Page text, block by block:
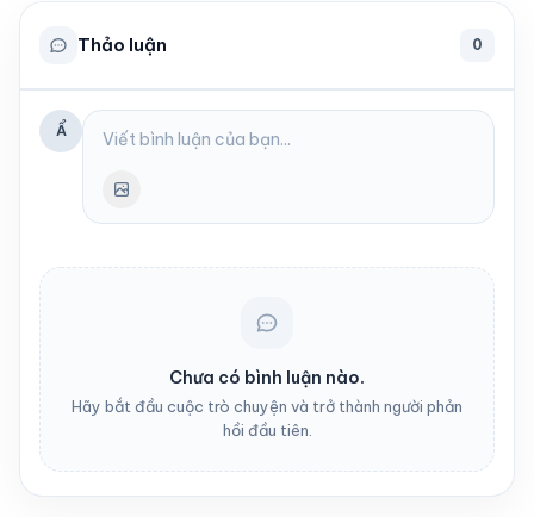
Thảo luận 0
Ẩ
Chưa có bình luận nào.
Hãy bắt đầu cuộc trò chuyện và trở thành người phản
hồi đầu tiên.